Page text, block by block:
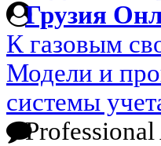
Грузия
К газовым
Модели и
системы
Professional